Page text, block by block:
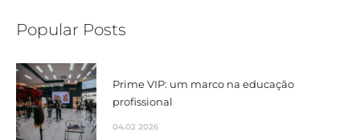
Popular Posts
Prime VIP: um marco na educação
profissional
04.02 2026